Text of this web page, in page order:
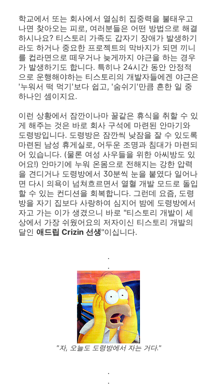
학교에서 또는 회사에서 열심히 집중력을 불태우고
나면 찾아오는 피로, 여러분들은 어떤 방법으로 해결
하시나요? 티스토리 가족도 갑자기 장애가 발생하기
라도 하거나 중요한 프로젝트의 막바지가 되면 끼니
를 컵라면으로 떼우거나 늦게까지 야근을 하는 경우
가 발생하기도 합니다. 특히나 24시간 동안 안정적
으로 운행해야하는 티스토리의 개발자들에겐 야근은
'누워서 떡 먹기'보다 쉽고, '숨쉬기'만큼 흔한 일 중
하나인 셈이지요.
이런 상황에서 잠깐이나마 꿀같은 휴식을 취할 수 있
게 해주는 것은 바로 회사 구석에 마련된 안마기와
도령방입니다. 도령방은 잠깐씩 낮잠을 잘 수 있도록
마련된 남성 휴게실로, 어두운 조명과 침대가 마련되
어 있습니다. (물론 여성 사우들을 위한 아씨방도 있
어요!) 안마기에 누워 온몸으로 전해지는 강한 압력
을 견디거나 도령방에서 30분씩 눈을 붙였다 일어나
면 다시 의욕이 넘쳐흐르면서 열혈 개발 모드로 돌입
할 수 있는 컨디션을 회복합니다. 그런데 요즘, 도령
방을 자기 집보다 사랑하여 심지어 밤에 도령방에서
자고 가는 이가 생겼으니 바로 "티스토리 개발이 세
상에서 가장 쉬웠어요의 저자이신 티스토리 개발의
달인 애드립 Crizin 선생"이십니다.
.
.
"자, 오늘도 도령방에서 자는 거다."
.
.